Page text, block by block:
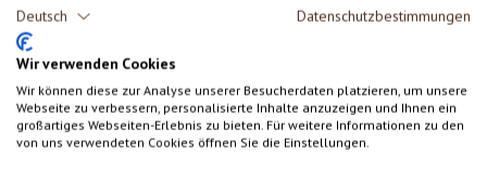
Deutsch Datenschutzbestimmungen
Wir verwenden Cookies
Wir können diese zur Analyse unserer Besucherdaten platzieren, um unsere
Webseite zu verbessern, personalisierte Inhalte anzuzeigen und Ihnen ein
großartiges Webseiten-Erlebnis zu bieten. Für weitere Informationen zu den
von uns verwendeten Cookies öffnen Sie die Einstellungen.
Keine Bewertungen gefunden. Gehe voran und teile
deine Erkenntnisse mit anderen.